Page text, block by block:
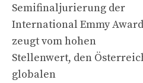
Semifinaljurierung der
International Emmy
zeugt vom hohen
Stellenwert, den
globalen